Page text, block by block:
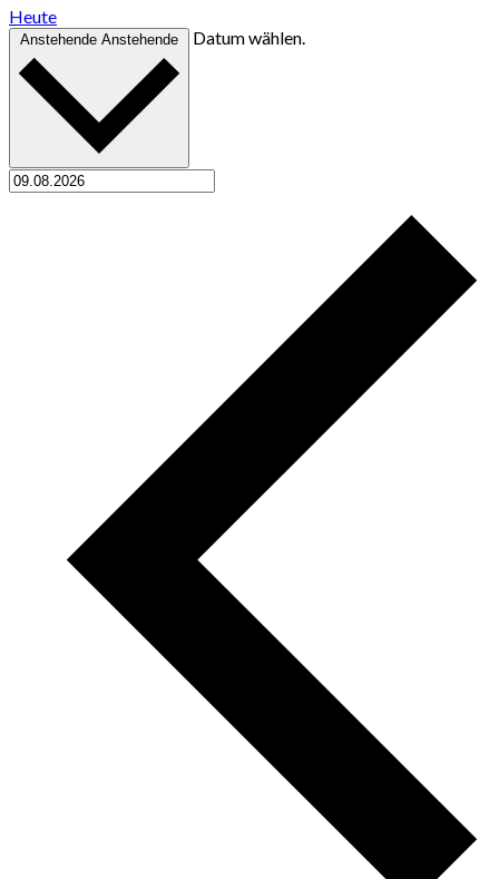
Heute
Anstehende Anstehende Datum wählen.